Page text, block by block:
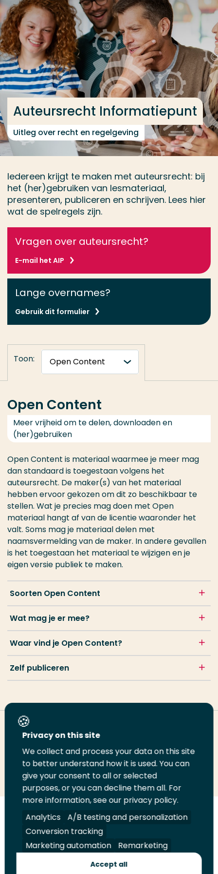
Ga direct naar de content
... > Open Content
Auteursrecht Informatiepunt
Uitleg over recht en regelgeving
Iedereen krijgt te maken met auteursrecht: bij
het (her)gebruiken van lesmateriaal,
presenteren, publiceren en schrijven. Lees hier
wat de spelregels zijn.
Vragen over auteursrecht?
E-mail het AIP
Lange overnames?
Gebruik dit formulier
Toon:
Open Content
Meer vrijheid om te delen, downloaden en
(her)gebruiken
Open Content is materiaal waarmee je meer mag
dan standaard is toegestaan volgens het
auteursrecht. De maker(s) van het materiaal
hebben ervoor gekozen om dit zo beschikbaar te
stellen. Wat je precies mag doen met Open
materiaal hangt af van de licentie waaronder het
valt. Soms mag je materiaal delen met
naamsvermelding van de maker. In andere gevallen
is het toegestaan het materiaal te wijzigen en je
eigen versie publiek te maken.
Soorten Open Content
Wat mag je er mee?
Waar vind je Open Content?
Zelf publiceren
Deel deze pagina
Deel
LinkedIn
Deel
op
Twitter
Deel
op
Facebook
Email
deze
pagina
Print
deze
pagina
Volg
ons
op
LinkedIn
Volg
ons
op
Facebook
Volg
ons
op
YouTube
Volg
ons
op
Instagram
Juridisch Security A-Z Index
Contact
Veel gezocht
Opleiding
Privacy on this site
We collect and process your data on this site
to better understand how it is used. You can
give your consent to all or selected
purposes, or you can decline them all. For
more information, see our privacy policy.
Analytics
A/B testing and personalization
Conversion tracking
Marketing automation
Remarketing
Accept all